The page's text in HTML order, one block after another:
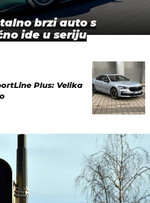
brzi auto s
ide u seriju
Plus: Velika